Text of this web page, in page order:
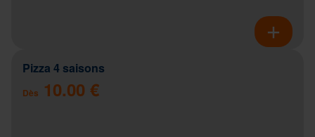
Pizza 4 saisons
Dès 10.00 €